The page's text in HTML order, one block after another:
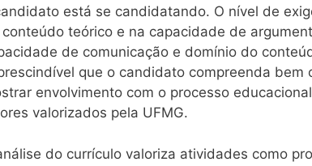
está se candidatando. O nível de
teórico e na capacidade de
de comunicação e domínio do
que o candidato compreenda bem
envolvimento com o processo
valorizados pela UFMG.
do currículo valoriza atividades como